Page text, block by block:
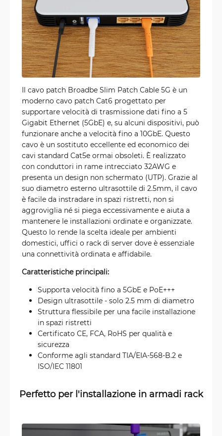
Il cavo patch Broadbe Slim Patch Cable 5G è un
moderno cavo patch Cat6 progettato per
supportare velocità di trasmissione dati fino a 5
Gigabit Ethernet (5GbE) e, su alcuni dispositivi, può
funzionare anche a velocità fino a 10GbE. Questo
cavo è un sostituto eccellente ed economico dei
cavi standard Cat5e ormai obsoleti. È realizzato
con conduttori in rame intrecciato 32AWG e
presenta un design non schermato (UTP). Grazie al
suo diametro esterno ultrasottile di 2.5mm, il cavo
è facile da instradare in spazi ristretti, non si
aggroviglia né si piega eccessivamente e aiuta a
mantenere le installazioni ordinate e organizzate.
Questo lo rende la scelta ideale per ambienti
domestici, uffici o rack di server dove è essenziale
una connettività ordinata e affidabile.
Caratteristiche principali:
Supporta velocità fino a 5GbE e PoE+++
Design ultrasottile - solo 2.5 mm di diametro
Struttura flessibile per una facile installazione
in spazi ristretti
Certificato CE, FCA, RoHS per qualità e
sicurezza
Conforme agli standard TIA/EIA-568-B.2 e
ISO/IEC 11801
Perfetto per l'installazione in armadi rack